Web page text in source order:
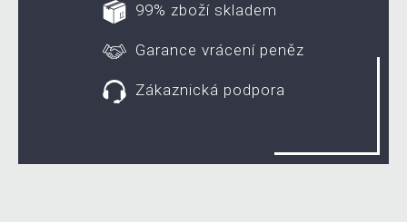
99% zboží skladem
Garance vrácení peněz
Zákaznická podpora